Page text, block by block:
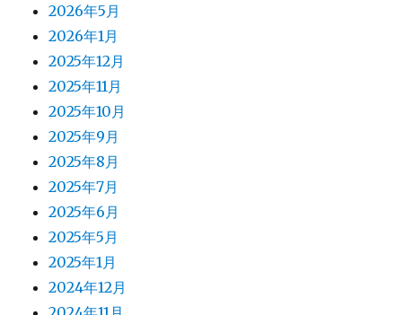
2026年5月
2026年1月
2025年12月
2025年11月
2025年10月
2025年9月
2025年8月
2025年7月
2025年6月
2025年5月
2025年1月
2024年12月